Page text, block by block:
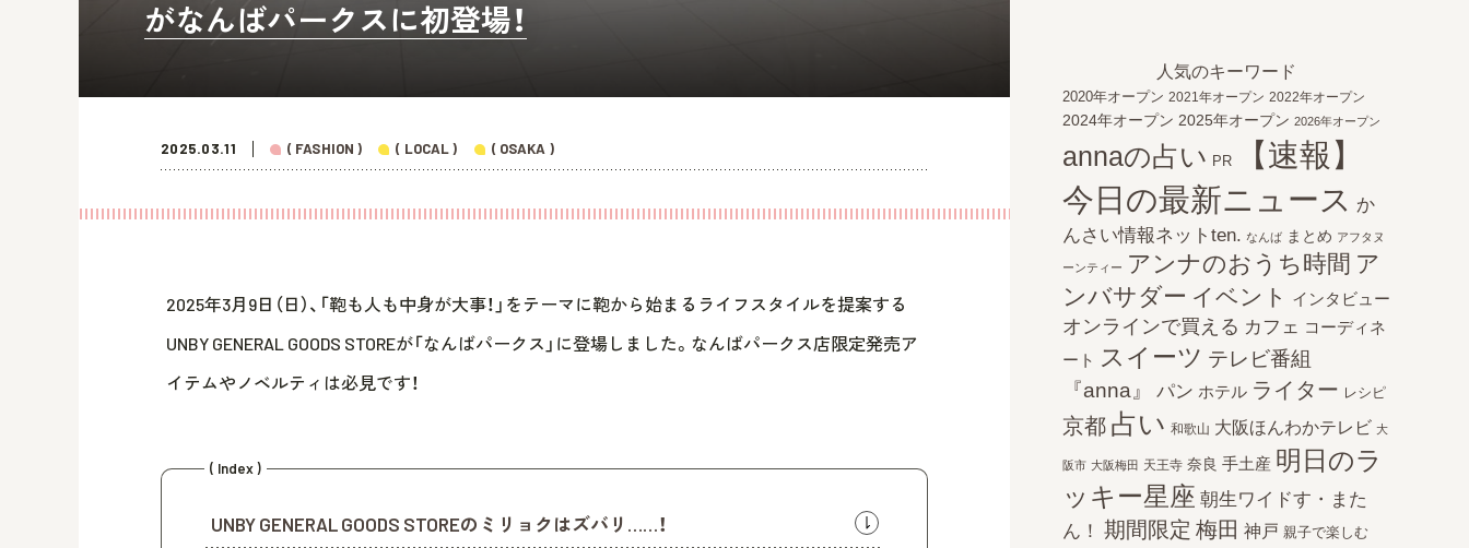
がなんばパークスに初登場！
2025.03.11 ( FASHION ) ( LOCAL ) ( OSAKA )
2025年3月9日（日）、「鞄も人も中身が大事！」をテーマに鞄から始まるライフスタイルを提案する
UNBY GENERAL GOODS STOREが「なんばパークス」に登場しました。なんばパークス店限定発売ア
イテムやノベルティは必見です！
( Index )
UNBY GENERAL GOODS STOREのミリョクはズバリ……！
人気のキーワード
2020年オープン 2021年オープン 2022年オープン
2024年オープン 2025年オープン 2026年オープン
annaの占い PR
【速報】
今日の最新ニュース か
んさい情報ネットten. なんば まとめ アフタヌ
ーンティー アンナのおうち時間 ア
ンバサダー イベント インタビュー
オンラインで買える カフェ コーディネ
ート
スイーツ テレビ番組
『anna』
パン ホテル ライター レシピ
京都 占い 和歌山 大阪ほんわかテレビ 大
阪市 大阪梅田 天王寺 奈良 手土産 明日のラ
ッキー星座 朝生ワイドす・また
ん！ 期間限定 梅田 神戸 親子で楽しむ